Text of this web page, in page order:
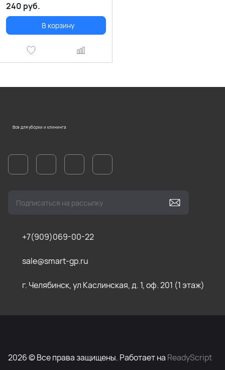
240 руб.
В корзину
Все для уборки и клининга
+7(909)069-00-22
sale@smart-gp.ru
г. Челябинск, ул Каслинская, д. 1, оф. 201 (1 этаж)
2026 © Все права защищены. Работает на ReadyScript